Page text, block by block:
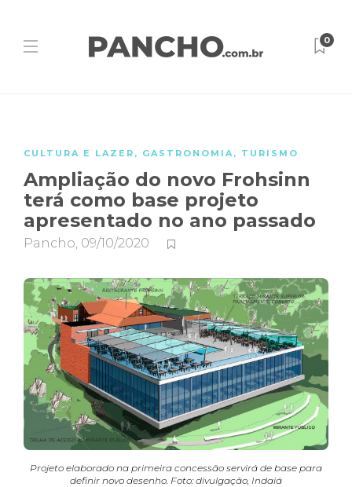
0
CULTURA E LAZER , GASTRONOMIA, TURISMO
Ampliação do novo Frohsinn
terá como base projeto
apresentado no ano passado
Pancho, 09/10/2020
Projeto elaborado na primeira concessão servirá de base para
definir novo desenho. Foto: divulgação, Indaiá